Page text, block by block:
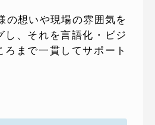
の想いや現場の雰囲気を
し、それを言語化・ビジ
ろまで一貫してサポート